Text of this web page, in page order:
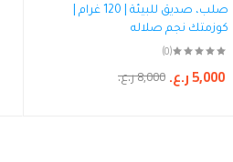
صلب، صديق للبيئة | 120 غرام |
كوزمتك نجم صلاله
(0)
8,000ر.ع. 5,000ر.ع.